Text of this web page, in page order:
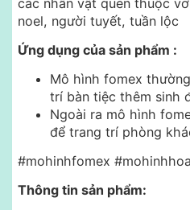
các nhân vật quen thuộc
noel, người tuyết, tuần lộc
Ứng dụng của sản phẩm :
Mô hình fomex
trí bàn tiệc thêm sinh
Ngoài ra mô hình
để trang trí phòng
#mohinhfomex
Thông tin sản phẩm: